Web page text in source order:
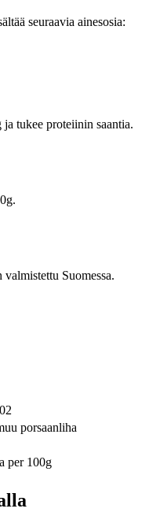
seuraavia ainesosia:
tukee proteiinin saantia.
Suomessa.
porsaanliha
per 100g